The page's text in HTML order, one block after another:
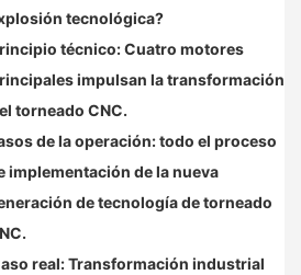
tecnológica?
técnico: Cuatro motores
impulsan la transformación
torneado CNC.
de la operación: todo el proceso
implementación de la nueva
de tecnología de torneado
real: Transformación industrial